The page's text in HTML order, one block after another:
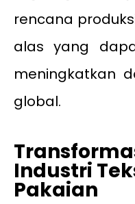
rencana
alas yang
meningkatkan
global.
Industri
Pakaian